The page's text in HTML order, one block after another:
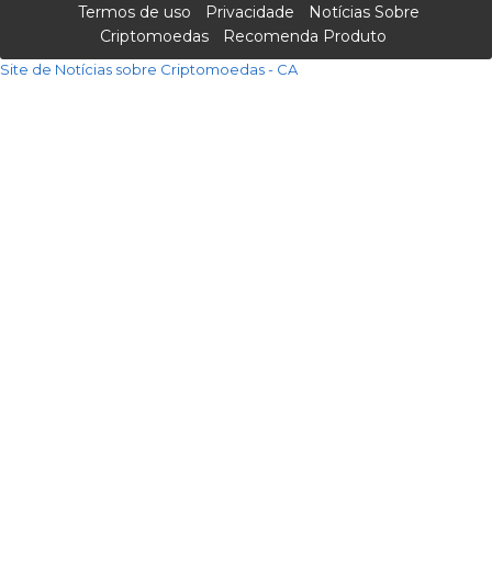
Termos de uso
Privacidade
Notícias Sobre
Criptomoedas
Recomenda Produto
Site de Notícias sobre Criptomoedas - CA